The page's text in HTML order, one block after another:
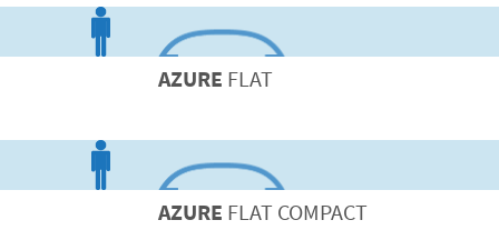
AZURE FLAT
AZURE FLAT COMPACT